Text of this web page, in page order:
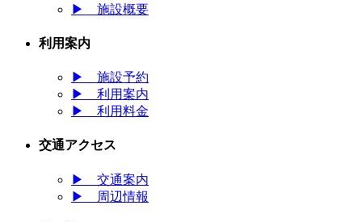
▶ 施設概要
利用案内
▶ 施設予約
▶ 利用案内
▶ 利用料金
交通アクセス
▶ 交通案内
▶
周辺情報